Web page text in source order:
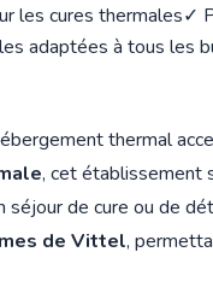
les cures thermales✓
adaptées à tous les
thermal
, cet établissement
séjour de cure ou de
de Vittel,